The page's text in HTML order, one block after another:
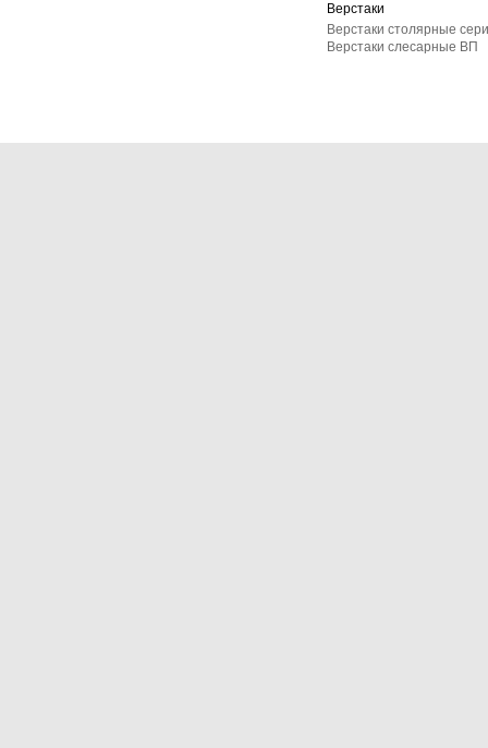
Верстаки
Верстаки столярные
Верстаки слесарные ВП